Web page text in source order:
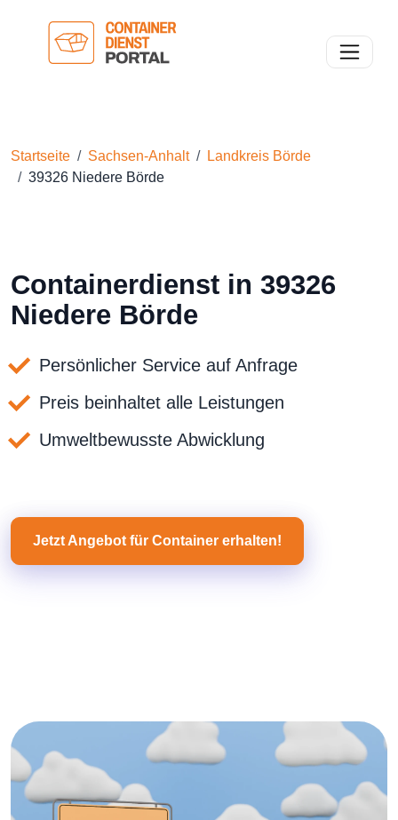
Toggle
Startseite Sachsen-Anhalt
Landkreis Börde
39326 Niedere Börde
Containerdienst in 39326
Niedere Börde
Persönlicher Service auf Anfrage
Preis beinhaltet alle Leistungen
Umweltbewusste Abwicklung
Jetzt Angebot für Container erhalten!